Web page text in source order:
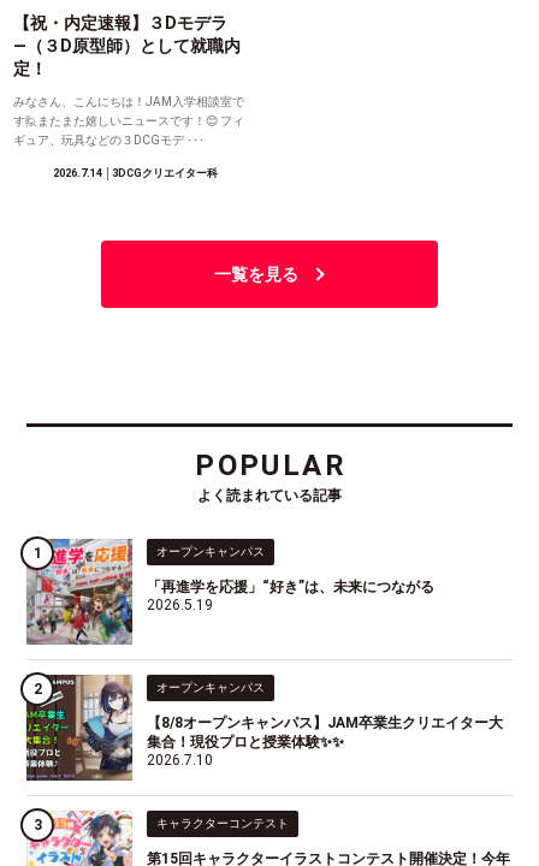
【祝・内定速報】３Dモデラ
―（３D原型師）として就職内
定！
みなさん、こんにちは！JAM入学相談室で
す🙋またまた嬉しいニュースです！😊 フィ
ギュア、玩具などの３DCGモデ ･･･
2026.7.14│3DCGクリエイター科
一覧を見る
POPULAR
よく読まれている記事
オープンキャンパス
「再進学を応援」“好き”は、未来につながる
2026.5.19
オープンキャンパス
【8/8オープンキャンパス】JAM卒業生クリエイター大
集合！現役プロと授業体験✨✨
2026.7.10
キャラクターコンテスト
第15回キャラクターイラストコンテスト開催決定！今年